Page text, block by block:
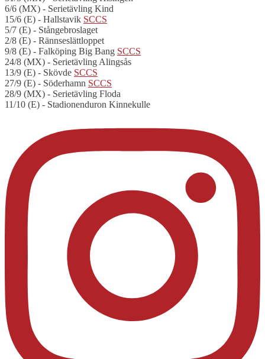
6/6 (MX) - Serietävling Kind
15/6 (E) - Hallstavik SCCS
5/7 (E) - Stångebroslaget
2/8 (E) - Rännseslättloppet
9/8 (E) - Falköping Big Bang SCCS
24/8 (MX) - Serietävling Alingsås
13/9 (E) - Skövde SCCS
27/9 (E) - Söderhamn SCCS
28/9 (MX) - Serietävling Floda
11/10 (E) - Stadionenduron Kinnekulle